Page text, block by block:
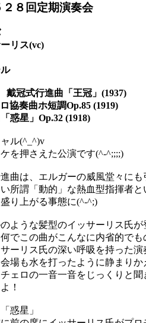
８回定期演奏会
リス(vc)
冠式行進曲「王冠」(1937)
協奏曲ホ短調Op.85 (1919)
惑星」Op.32 (1918)
ル(^_^)v
を押さえた公演です(^-^;;;;)
曲は、エルガーの威風堂々に
所謂「動的」な熱血型指揮者と
り上がる事態に(^-^;)
ような髪型のイッサーリス氏
でこの曲がこんなに内省的でも
ーリス氏の深い呼吸を持った
場も水を打ったように静まりか
ェロの一音一音をじっくりと聞
！
惑星」